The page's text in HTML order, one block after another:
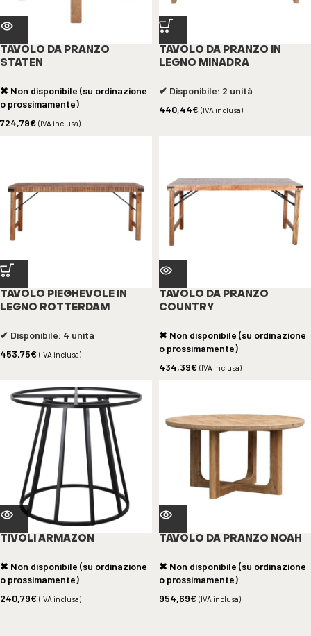
TAVOLO DA PRANZO
STATEN
✖ Non disponibile (su ordinazione
o prossimamente)
724,79€ (IVA inclusa)
TAVOLO DA PRANZO IN
LEGNO MINADRA
✔ Disponibile: 2 unità
440,44€ (IVA inclusa)
TAVOLO PIEGHEVOLE IN
LEGNO ROTTERDAM
✔ Disponibile: 4 unità
453,75€ (IVA inclusa)
TAVOLO DA PRANZO
COUNTRY
✖ Non disponibile (su ordinazione
o prossimamente)
434,39€ (IVA inclusa)
TIVOLI ARMAZON
✖ Non disponibile (su ordinazione
o prossimamente)
240,79€ (IVA inclusa)
TAVOLO DA PRANZO NOAH
✖ Non disponibile (su ordinazione
o prossimamente)
954,69€ (IVA inclusa)